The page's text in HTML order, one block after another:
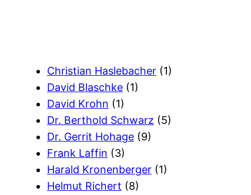
Christian Haslebacher (1)
David Blaschke (1)
David Krohn (1)
Dr. Berthold Schwarz (5)
Dr. Gerrit Hohage (9)
Frank Laffin (3)
Harald Kronenberger (1)
Helmut Richert (8)